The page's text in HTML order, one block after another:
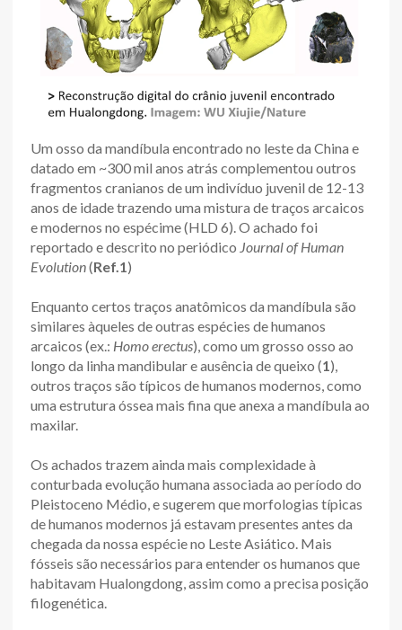
Um osso da mandíbula encontrado no leste da China e
datado em ~300 mil anos atrás complementou outros
fragmentos cranianos de um indivíduo juvenil de 12-13
anos de idade trazendo uma mistura de traços arcaicos
e modernos no espécime (HLD 6). O achado foi
reportado e descrito no periódico Journal of Human
Evolution(Ref.1)
Enquanto certos traços anatômicos da mandíbula são
similares àqueles de outras espécies de humanos
arcaicos (ex.: Homo erectus), como um grosso osso ao
longo da linha mandibular e ausência de queixo (1),
outros traços são típicos de humanos modernos, como
uma estrutura óssea mais fina que anexa a mandíbula ao
maxilar.
Os achados trazem ainda mais complexidade à
conturbada evolução humana associada ao período do
Pleistoceno Médio, e sugerem que morfologias típicas
de humanos modernos já estavam presentes antes da
chegada da nossa espécie no Leste Asiático. Mais
fósseis são necessários para entender os humanos que
habitavam Hualongdong, assim como a precisa posição
filogenética.